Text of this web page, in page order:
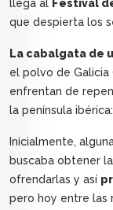
llega al Festival
que despierta los
La cabalgata de
el polvo de Galicia
enfrentan de
la península ibérica:
Inicialmente,
buscaba obtener
ofrendarlas y así
pero hoy entre las